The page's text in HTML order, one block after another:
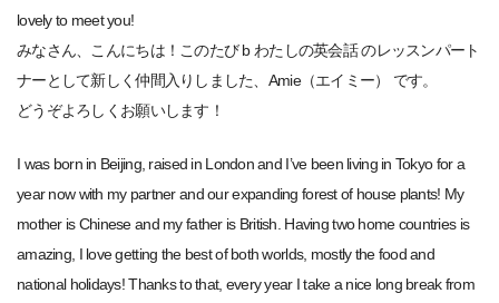
lovely to meet you!
みなさん、こんにちは！このたび b わたしの英会話 のレッスンパート
ナーとして新しく仲間入りしました、Amie（エイミー） です。
どうぞよろしくお願いします！
I was born in Beijing, raised in London and I’ve been living in Tokyo for a
year now with my partner and our expanding forest of house plants! My
mother is Chinese and my father is British. Having two home countries is
amazing, I love getting the best of both worlds, mostly the food and
national holidays! Thanks to that, every year I take a nice long break from